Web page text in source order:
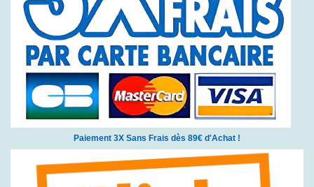
Paiement 3X Sans Frais dès 89€ d'Achat !